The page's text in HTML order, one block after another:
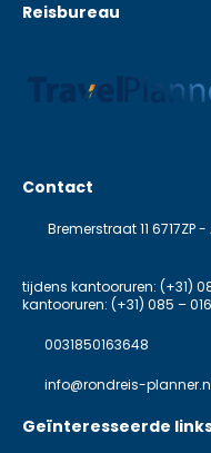
Reisbureau
Contact
Bremerstraat 11 6717ZP
tijdens kantooruren: (+31)
kantooruren: (+31) 085 –
0031850163648
info@rondreis-
Geïnteresseerde